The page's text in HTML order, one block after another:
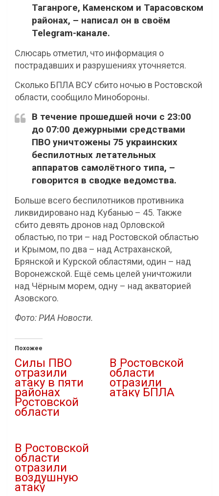
Таганроге, Каменском и Тарасовском
районах, – написал он в своём
Telegram-канале.
Слюсарь отметил, что информация о
пострадавших и разрушениях уточняется.
Сколько БПЛА ВСУ сбито ночью в Ростовской
области, сообщило Минобороны.
В течение прошедшей ночи с 23:00
до 07:00 дежурными средствами
ПВО уничтожены 75 украинских
беспилотных летательных
аппаратов самолётного типа, –
говорится в сводке ведомства.
Больше всего беспилотников противника
ликвидировано над Кубанью – 45. Также
сбито девять дронов над Орловской
областью, по три – над Ростовской областью
и Крымом, по два – над Астраханской,
Брянской и Курской областями, один – над
Воронежской. Ещё семь целей уничтожили
над Чёрным морем, одну – над акваторией
Азовского.
Фото: РИА Новости.
Похожее
Силы ПВО
отразили
атаку в пяти
районах
Ростовской
области
В Ростовской
области
отразили
атаку БПЛА
В Ростовской
области
отразили
воздушную
атаку